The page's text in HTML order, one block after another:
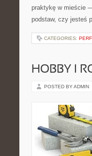
praktykę w mieście
podstaw, czy jesteś
CATEGORIES:
HOBBY I
POSTED BY ADMIN